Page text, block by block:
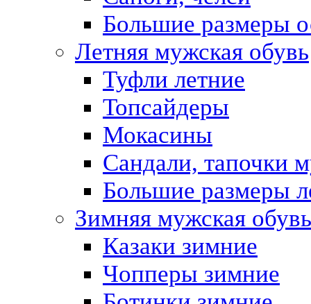
Большие размеры
Летняя мужская обувь
Туфли летние
Топсайдеры
Мокасины
Сандали, тапочки
Большие размеры
Зимняя мужская обувь
Казаки зимние
Чопперы зимние